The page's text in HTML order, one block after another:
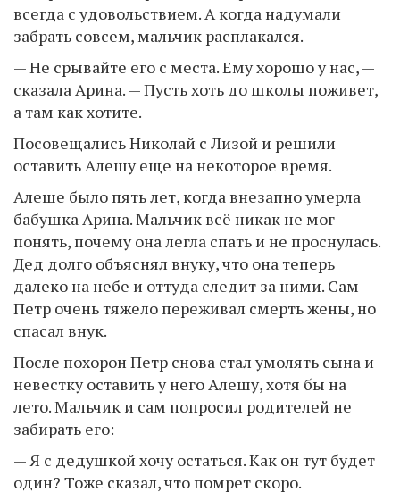
всегда с удовольствием. А когда надумали
забрать совсем, мальчик расплакался.
— Не срывайте его с места. Ему хорошо у нас, —
сказала Арина. — Пусть хоть до школы поживет,
а там как хотите.
Посовещались Николай с Лизой и решили
оставить Алешу еще на некоторое время.
Алеше было пять лет, когда внезапно умерла
бабушка Арина. Мальчик всё никак не мог
понять, почему она легла спать и не проснулась.
Дед долго объяснял внуку, что она теперь
далеко на небе и оттуда следит за ними. Сам
Петр очень тяжело переживал смерть жены, но
спасал внук.
После похорон Петр снова стал умолять сына и
невестку оставить у него Алешу, хотя бы на
лето. Мальчик и сам попросил родителей не
забирать его:
— Я с дедушкой хочу остаться. Как он тут будет
один? Тоже сказал, что помрет скоро.